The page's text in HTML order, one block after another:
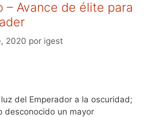
– Avance de élite para
2020 por igest
del Emperador a la oscuridad;
desconocido un mayor